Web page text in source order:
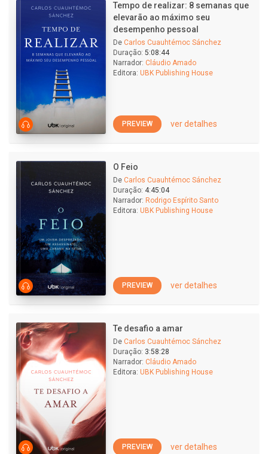
Tempo de realizar: 8 semanas que
elevarão ao máximo seu
desempenho pessoal
De Carlos Cuauhtémoc Sánchez
Duração: 5:08:44
Narrador: Cláudio Amado
Editora: UBK Publishing House
PREVIEW ver detalhes
O Feio
De Carlos Cuauhtémoc Sánchez
Duração: 4:45:04
Narrador: Rodrigo Espírito Santo
Editora: UBK Publishing House
PREVIEW ver detalhes
Te desafio a amar
De Carlos Cuauhtémoc Sánchez
Duração: 3:58:28
Narrador: Cláudio Amado
Editora: UBK Publishing House
PREVIEW ver detalhes